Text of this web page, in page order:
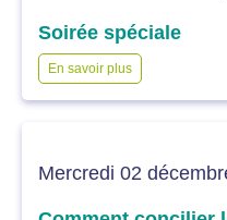
Soirée spéciale
En savoir plus
Mercredi 02